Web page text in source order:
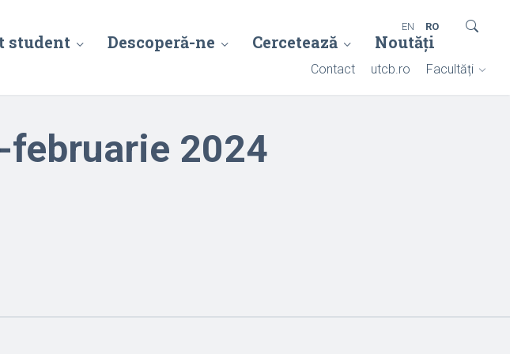
student Descoperă-ne Cercetează Noutăți
Contact utcb.ro Facultăți
EN RO
februarie 2024